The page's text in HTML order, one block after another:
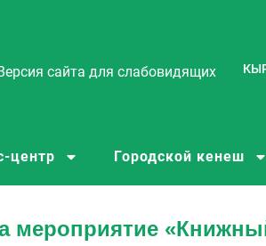
сайта для слабовидящих
центр Городской кенеш
мероприятие